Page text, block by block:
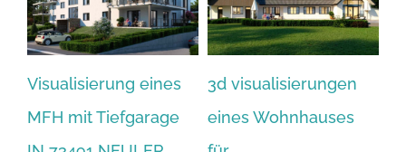
Visualisierung eines
MFH mit Tiefgarage
3d visualisierungen
eines Wohnhauses